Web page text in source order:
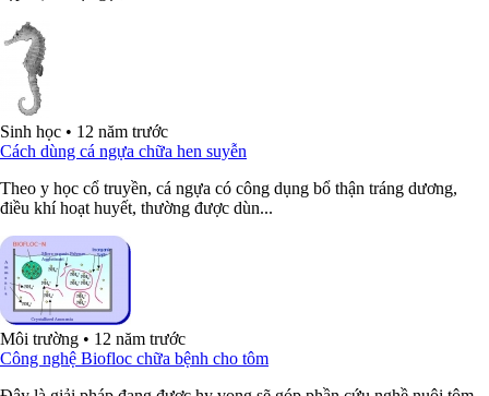
Sinh học • 12 năm trước
Cách dùng cá ngựa chữa hen suyễn
Theo y học cổ truyền, cá ngựa có công dụng bổ thận tráng dương,
điều khí hoạt huyết, thường được dùn...
Môi trường • 12 năm trước
Công nghệ Biofloc chữa bệnh cho tôm